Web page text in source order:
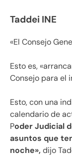
Taddei INE
«El Consejo
Esto es,
Consejo para el
Esto, con una
calendario de
Poder Judicial
asuntos que
noche», dijo